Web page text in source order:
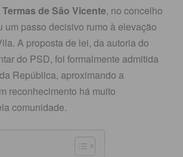
Termas de São Vicente, no concelho
um passo decisivo rumo à elevação
A proposta de lei, da autoria do
do PSD, foi formalmente admitida
República, aproximando a
reconhecimento há muito
comunidade.